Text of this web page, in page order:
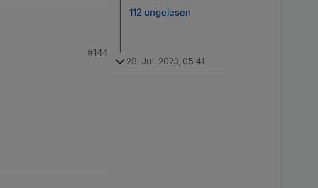
#144
112 ungelesen
28. Juli 2023, 05:41